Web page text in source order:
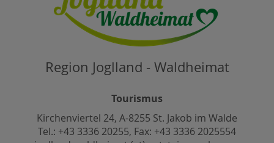
Region Joglland - Waldheimat
Tourismus
Kirchenviertel 24, A-8255 St. Jakob im Walde
Tel.: +43 3336 20255, Fax: +43 3336 2025554